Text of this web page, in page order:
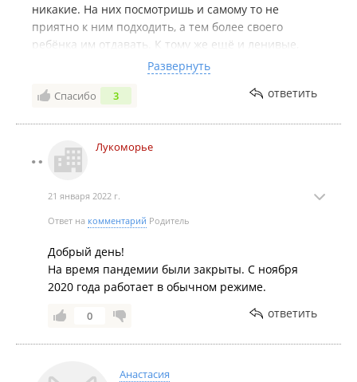
никакие. На них посмотришь и самому то не
приятно к ним подходить, а тем более своего
ребёнка им отдавать. К тому же ещё и ленивые,
ребёнок может плакать, а это чудо даже ноль
эмоций. Хозяйка Алена, вообще перестала с
родителями разговаривать и хоть что-либо
Развернуть
Спасибо 3 ответить
Лукоморье
21 января 2022 г.
Ответ на комментарий Родитель
Добрый день!
На время пандемии были закрыты. С ноября
2020 года работает в обычном режиме.
0 ответить
Анастасия